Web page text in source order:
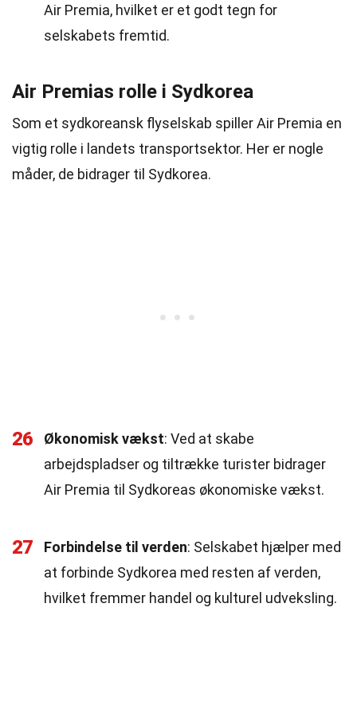
Air Premia, hvilket er et godt tegn for
selskabets fremtid.
Air Premias rolle i Sydkorea
Som et sydkoreansk flyselskab spiller Air Premia en
vigtig rolle i landets transportsektor. Her er nogle
måder, de bidrager til Sydkorea.
26 Økonomisk vækst: Ved at skabe
arbejdspladser og tiltrække turister bidrager
Air Premia til Sydkoreas økonomiske vækst.
27 Forbindelse til verden: Selskabet hjælper med
at forbinde Sydkorea med resten af verden,
hvilket fremmer handel og kulturel udveksling.